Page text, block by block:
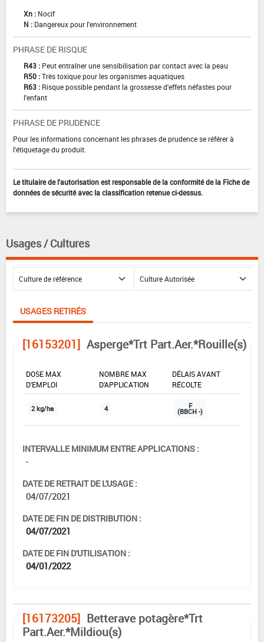
Xn : Nocif
N : Dangereux pour l'environnement
PHRASE DE RISQUE
R43 : Peut entraîner une sensibilisation par contact avec la peau
R50 :Très toxique pour les organismes aquatiques
R63 : Risque possible pendant la grossesse d'effets néfastes pour
l'enfant
PHRASE DE PRUDENCE
Pour les informations concernant les phrases de prudence se référer à
l'étiquetage du produit.
Le titulaire de l'autorisation est responsable de la conformité de la Fiche de
données de sécurité avec la classification retenue ci-dessus.
Usages / Cultures
USAGES RETIRÉS
[16153201] Asperge*Trt Part.Aer.*Rouille(s)
DOSE MAX
D'EMPLOI
NOMBRE MAX
D'APPLICATION
DÉLAIS AVANT
RÉCOLTE
2 kg/ha 4 F
(BBCH -)
INTERVALLE MINIMUM ENTRE APPLICATIONS :
-
DATE DE RETRAIT DE L'USAGE :
04/07/2021
DATE DE FIN DE DISTRIBUTION :
04/07/2021
DATE DE FIN D'UTILISATION :
04/01/2022
[16173205] Betterave potagère*Trt
Part.Aer.*Mildiou(s)